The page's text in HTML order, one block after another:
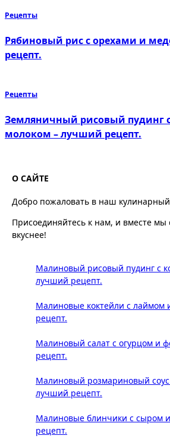
Рецепты
Рябиновый рис с орехами и
рецепт.
Рецепты
Земляничный рисовый пудинг
молоком – лучший рецепт.
О САЙТЕ
Добро пожаловать в наш кулинарный
Присоединяйтесь к нам, и вместе мы
вкуснее!
Малиновый рисовый пудинг с
лучший рецепт.
Малиновые коктейли с лаймом
рецепт.
Малиновый салат с огурцом и
рецепт.
Малиновый розмариновый
лучший рецепт.
Малиновые блинчики с сыром
рецепт.